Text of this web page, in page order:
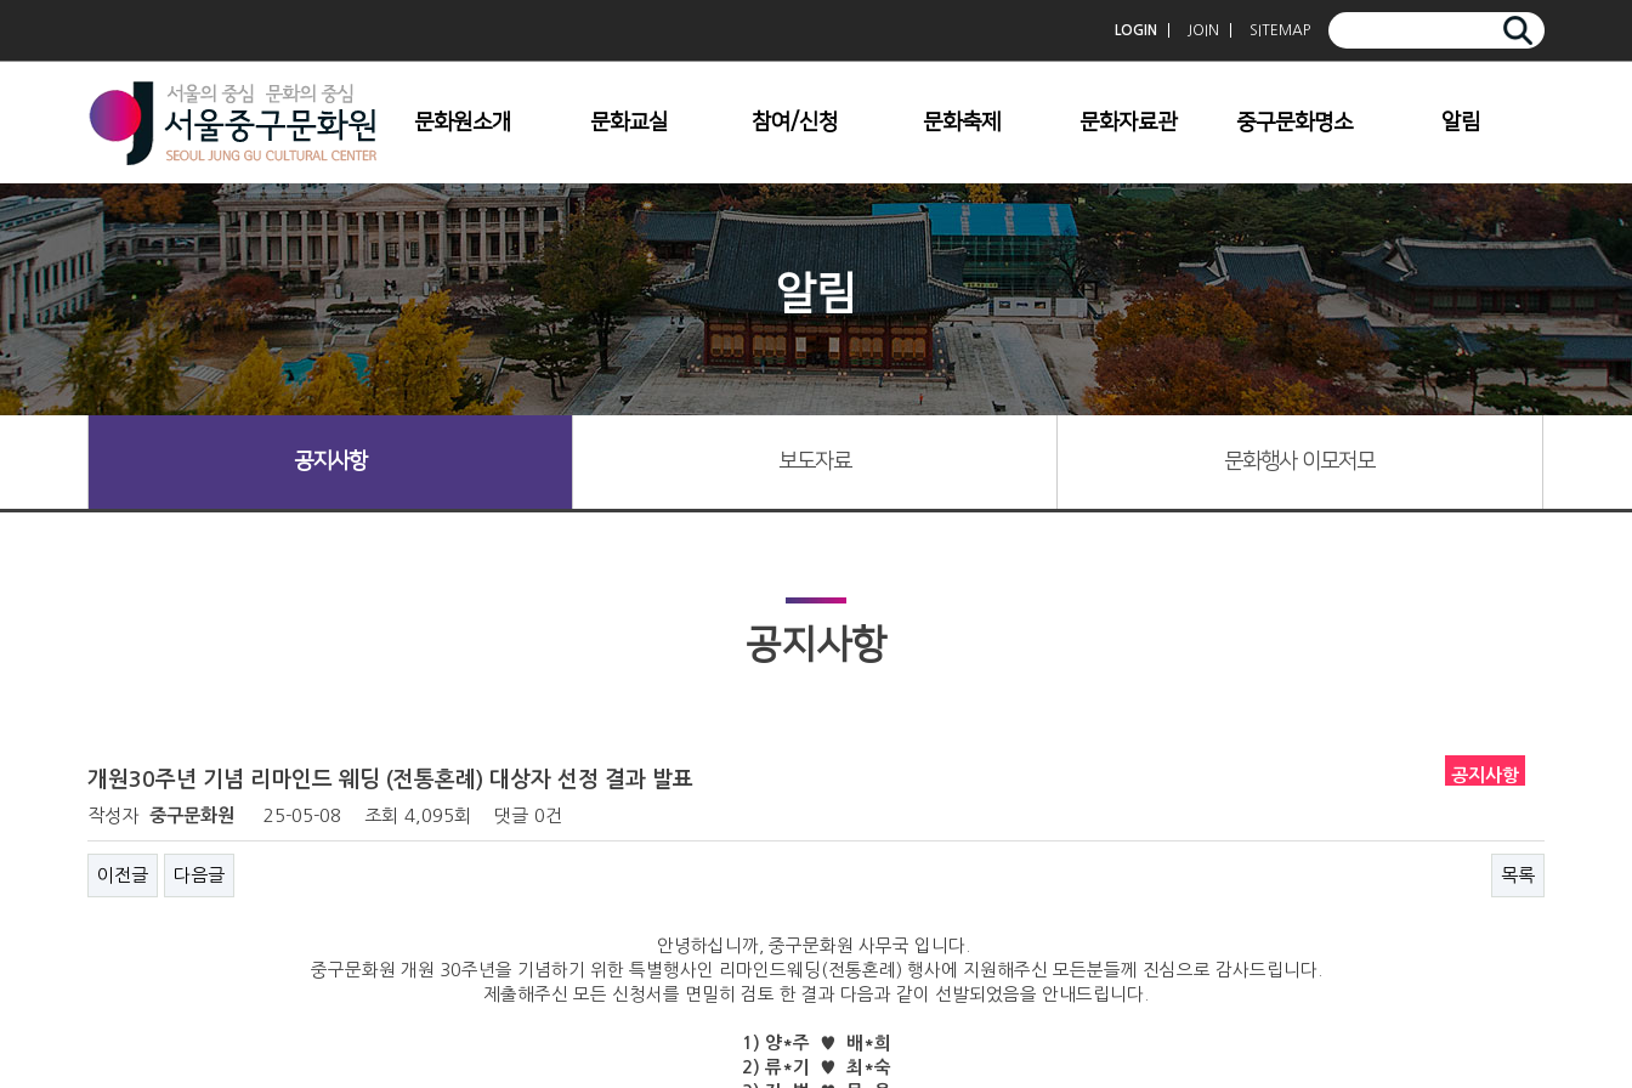
LOGIN JOIN SITEMAP
문화원소개
인사말
연혁
조직도
주요사업
시설현황
회원모집
문화교실
수강안내
참여/신청
문화원 대관
문화재탐방
지방문화답사
문화축제
남산자락숲길
전시회
명동시낭송콘서트
충무공거북선대축
제
장충단추모제
중구미술협회전
문화자료관
중구향토사
중구문화
중구문예
중구사진공모전입
상작
중심전
중구문화명소
청계천
덕수궁
한옥마을
명동/충무로
남산
기타명소
알림
공지사항
보도자료
문화행사 이모저모
알림
공지사항 보도자료 문화행사 이모저모
공지사항
공지사항
개원30주년 기념 리마인드 웨딩 (전통혼례) 대상자 선정 결과 발표
작성자 중구문화원 25-05-08 조회 4,095회 댓글 0건
이전글 다음글 목록
안녕하십니까, 중구문화원 사무국 입니다.
중구문화원 개원 30주년을 기념하기 위한 특별행사인 리마인드웨딩(전통혼례) 행사에 지원해주신 모든분들께 진심으로 감사드립니다.
제출해주신 모든 신청서를 면밀히 검토 한 결과 다음과 같이 선발되었음을 안내드립니다.
1) 양*주 ♥ 배*희
2) 류*기 ♥ 최*숙